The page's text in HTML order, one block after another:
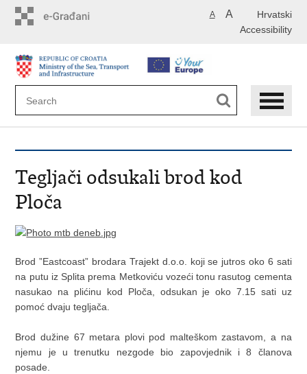
Hrvatski
A A
Accessibility
Tegljači odsukali brod kod
Ploča
Brod ”Eastcoast” brodara Trajekt d.o.o. koji se jutros oko 6 sati
na putu iz Splita prema Metkoviću vozeći tonu rasutog cementa
nasukao na plićinu kod Ploča, odsukan je oko 7.15 sati uz
pomoć dvaju tegljača.
Brod dužine 67 metara plovi pod malteškom zastavom, a na
njemu je u trenutku nezgode bio zapovjednik i 8 članova
posade.